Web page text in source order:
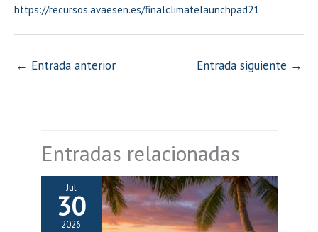
https://recursos.avaesen.es/finalclimatelaunchpad21
← Entrada anterior Entrada siguiente →
Entradas relacionadas
Jul
30
2026